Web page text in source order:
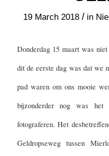
19 March 2018 / in
Donderdag 15 maart was
dit de eerste dag was dat we
pad waren om ons mooie
bijzonderder nog was
fotograferen. Het
Geldropseweg tussen